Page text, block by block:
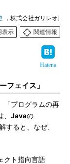
，株式会社ガリレオ]
表示
関連情報
Hatena
フェイス」
「プログラムの再
Javaの
すると、なぜ、
クト指向言語